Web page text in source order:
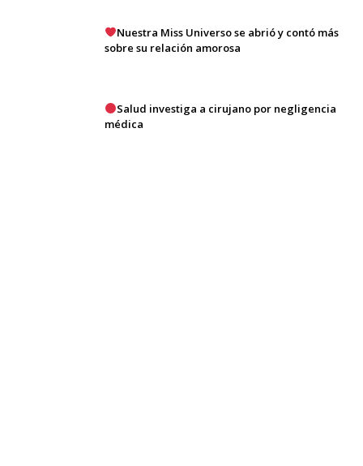
Nuestra Miss Universo se abrió y contó más
sobre su relación amorosa
Salud investiga a cirujano por negligencia
médica